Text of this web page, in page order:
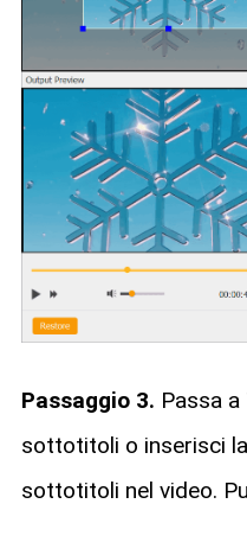
Passaggio 3. Passa
sottotitoli o inserisci
sottotitoli nel video.